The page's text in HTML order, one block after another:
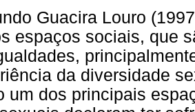
Guacira Louro
espaços sociais, que
da diversidade
um dos principais